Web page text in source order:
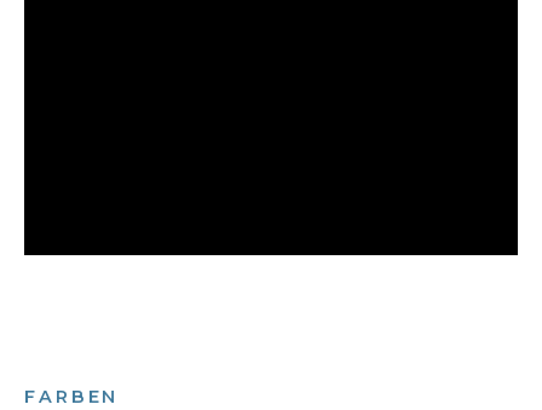
FARBEN